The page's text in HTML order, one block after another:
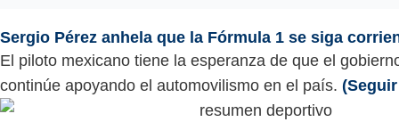
Sergio Pérez anhela que la Fórmula 1 se siga
El piloto mexicano tiene la esperanza de que el
continúe apoyando el automovilismo en el país.